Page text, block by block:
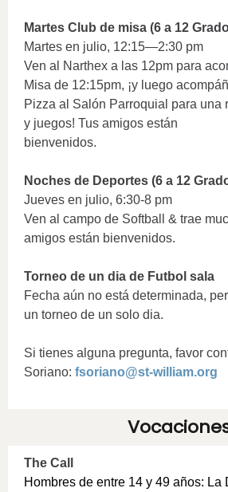
Martes Club de misa (6 a 12
Martes en julio, 12:15—2:30 pm
Ven al Narthex a las 12pm para
Misa de 12:15pm, ¡y luego
Pizza al Salón Parroquial para una
y juegos! Tus amigos están
bienvenidos.
Noches de Deportes (6 a 12
Jueves en julio, 6:30-8 pm
Ven al campo de Softball & trae
amigos están bienvenidos.
Torneo de un dia de Futbol sala
Fecha aún no está determinada,
un torneo de un solo dia.
Si tienes alguna pregunta, favor
Soriano: fsoriano@st-william.org
The Call
Hombres de entre 14 y 49 años: La